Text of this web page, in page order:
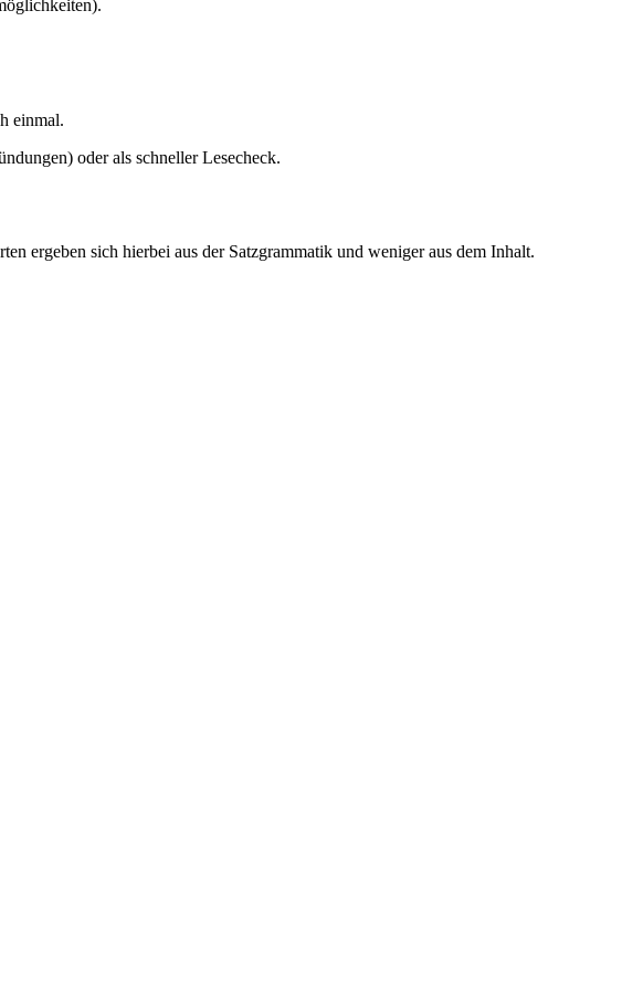
einmal.
oder als schneller Lesecheck.
ergeben sich hierbei aus der Satzgrammatik und weniger aus dem Inhalt.